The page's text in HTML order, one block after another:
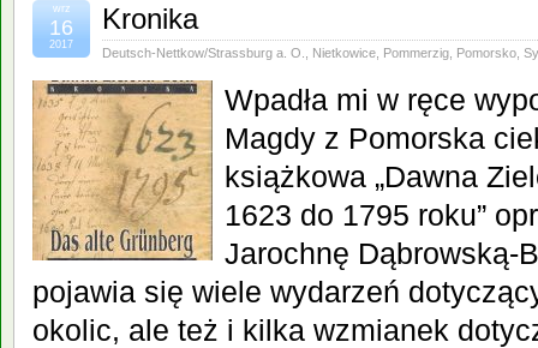
Kronika
Deutsch-Nettkow/Strassburg a. O. Nietkowice Pommerzig Pomorsko
wrz
16
2017
Wpadła mi w ręce
Magdy z Pomorska
książkowa „Dawna
1623 do 1795 roku”
Jarochnę Dąbrowską-
pojawia się wiele wydarzeń
okolic, ale też i kilka wzmianek